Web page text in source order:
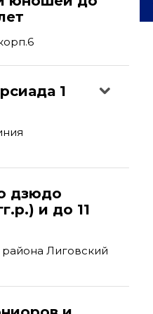
1
дзюдо
и до 11
Лиговский